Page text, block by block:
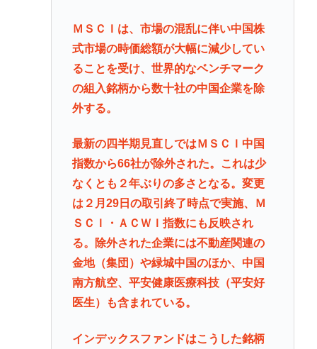
ＭＳＣＩは、市場の混乱に伴い中国株
式市場の時価総額が大幅に減少してい
ることを受け、世界的なベンチマーク
の組入銘柄から数十社の中国企業を除
外する。
最新の四半期見直しではＭＳＣＩ中国
指数から66社が除外された。これは少
なくとも２年ぶりの多さとなる。変更
は２月29日の取引終了時点で実施、Ｍ
ＳＣＩ・ＡＣＷＩ指数にも反映され
る。除外された企業には不動産関連の
金地（集団）や緑城中国のほか、中国
南方航空、平安健康医療科技（平安好
医生）も含まれている。
インデックスファンドはこうした銘柄